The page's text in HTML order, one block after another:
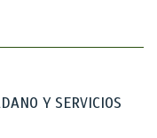
Y SERVICIOS